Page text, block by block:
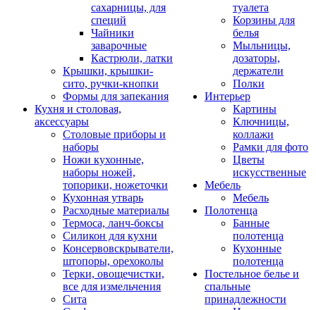
сахарницы, для
специй
Чайники
заварочные
Кастрюли, латки
Крышки, крышки-
сито, ручки-кнопки
Формы для запекания
Кухня и столовая,
аксессуары
Столовые приборы и
наборы
Ножи кухонные,
наборы ножей,
топорики, ножеточки
Кухонная утварь
Расходные материалы
Термоса, ланч-боксы
Силикон для кухни
Консервовскрыватели,
штопоры, орехоколы
Терки, овощечистки,
все для измельчения
Сита
туалета
Корзины для
белья
Мыльницы,
дозаторы,
держатели
Полки
Интерьер
Картины
Ключницы,
коллажи
Рамки для фото
Цветы
искусственные
Мебель
Мебель
Полотенца
Банные
полотенца
Кухонные
полотенца
Постельное белье и
спальные
принадлежности